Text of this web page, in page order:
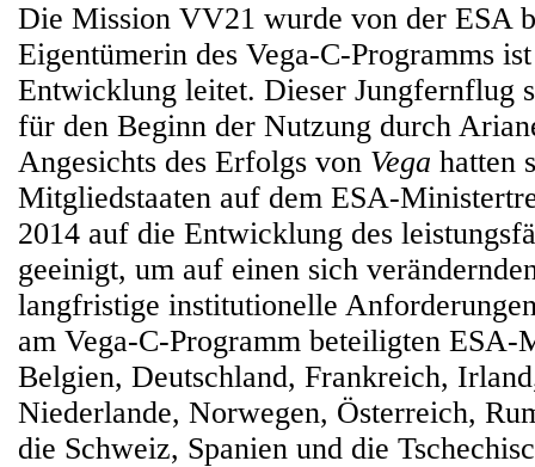
Die Mission VV21 wurde von der ESA
Eigentümerin des Vega-C-Programms
Entwicklung leitet. Dieser Jungfernflug
für den Beginn der Nutzung durch
Angesichts des Erfolgs von Vega hatten
Mitgliedstaaten auf dem ESA-
2014 auf die Entwicklung des
geeinigt, um auf einen sich
langfristige institutionelle
am Vega-C-Programm beteiligten ESA-
Belgien, Deutschland, Frankreich,
Niederlande, Norwegen, Österreich,
die Schweiz, Spanien und die